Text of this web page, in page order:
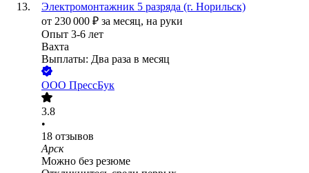
Электромонтажник 5 разряда (г. Норильск)
от 230 000 ₽ за месяц, на руки
Опыт 3-6 лет
Вахта
Выплаты: Два раза в месяц
ООО ПрессБук
3.8
•
18 отзывов
Арск
Можно без резюме